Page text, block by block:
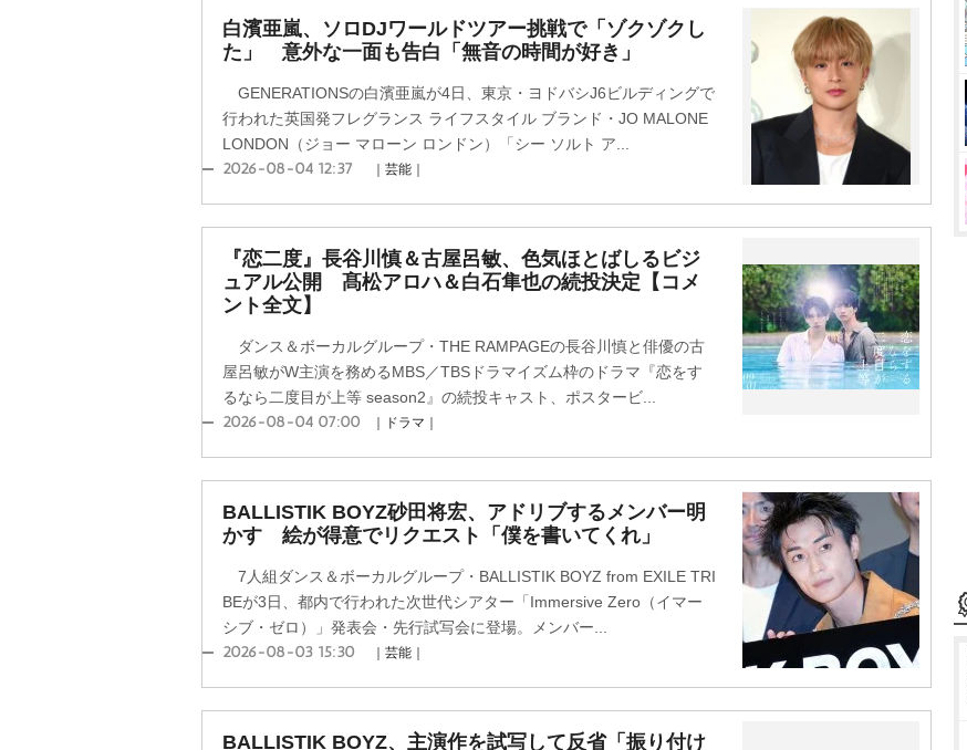
白濱亜嵐、ソロDJワールドツアー挑戦で「ゾクゾクし
た」 意外な一面も告白「無音の時間が好き」
GENERATIONSの白濱亜嵐が4日、東京・ヨドバシJ6ビルディングで
行われた英国発フレグランス ライフスタイル ブランド・JO MALONE
LONDON（ジョー マローン ロンドン）「シー ソルト ア...
2026-08-04 12:37 ｜芸能｜
『恋二度』長谷川慎＆古屋呂敏、色気ほとばしるビジ
ュアル公開 髙松アロハ＆白石隼也の続投決定【コメ
ント全文】
ダンス＆ボーカルグループ・THE RAMPAGEの長谷川慎と俳優の古
屋呂敏がW主演を務めるMBS／TBSドラマイズム枠のドラマ『恋をす
るなら二度目が上等 season2』の続投キャスト、ポスタービ...
2026-08-04 07:00 ｜ドラマ｜
BALLISTIK BOYZ砂田将宏、アドリブするメンバー明
かす 絵が得意でリクエスト「僕を書いてくれ」
7人組ダンス＆ボーカルグループ・BALLISTIK BOYZ from EXILE TRI
BEが3日、都内で行われた次世代シアター「Immersive Zero（イマー
シブ・ゼロ）」発表会・先行試写会に登場。メンバー...
2026-08-03 15:30 ｜芸能｜
BALLISTIK BOYZ、主演作を試写して反省「振り付け